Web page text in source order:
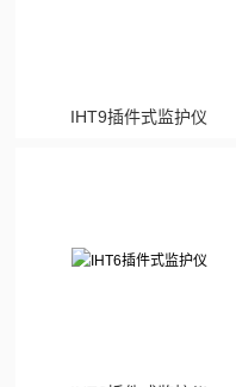
IHT9插件式监护仪